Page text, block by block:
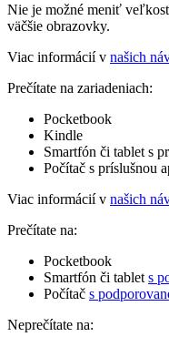
Nie je možné meniť
väčšie obrazovky.
Viac informácií v našich
Prečítate na zariadeniach:
Pocketbook
Kindle
Smartfón či tablet s
Počítač s príslušnou
Viac informácií v našich
Prečítate na:
Pocketbook
Smartfón či tablet s
Počítač s
Neprečítate na: